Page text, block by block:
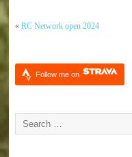
« RC Network open 2024
Follow me on